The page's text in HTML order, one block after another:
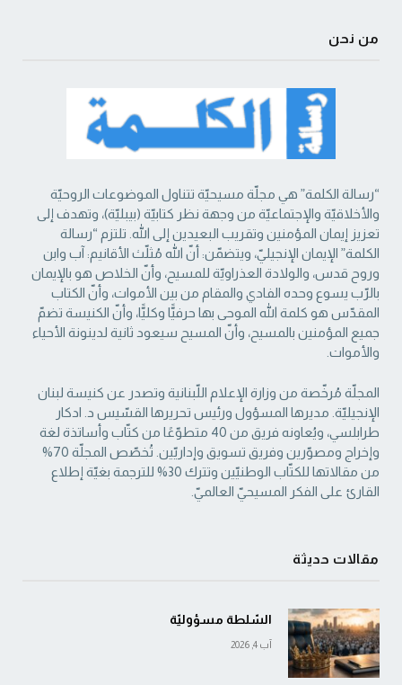
من نحن
“رسالة الكلمة” هي مجلّة مسيحيّة تتناول الموضوعات الروحيّة
والأخلاقيّة والإجتماعيّة من ‏وجهة نظر كتابيّة (بيبليّة)، وتهدف إلى
تعزيز إيمان المؤمنين وتقريب البعيدين إلى الله. تلتزم “رسالة
‏الكلمة” الإيمان الإنجيليّ، ويتضمّن: أنّ الله مُثلّث الأقانيم: آب وابن
وروح قدس، والولادة العذراويّة ‏للمسيح، وأنّ الخلاص هو بالإيمان
بالرّب يسوع وحده الفادي والمقام من بين الأموات، وأنّ الكتاب
‏المقدّس هو كلمة الله الموحى بها حرفيًّا وكليًّا، وأنّ الكنيسة تضمّ
جميع المؤمنين بالمسيح، وأنّ المسيح ‏سيعود ثانية لدينونة الأحياء
والأموات. ‏
المجلّة مُرخّصة من وزارة الإعلام اللّبنانية وتصدر عن كنيسة لبنان
الإنجيليّة. مديرها المسؤول ‏ورئيس تحريرها القسّيس د. ادكار
طرابلسي، ويُعاونه فريق من 40 متطوّعًا من كتّاب وأساتذة لغة
‏وإخراج ومصوّرين وفريق تسويق وإداريّين. تُخصّص المجلّة 70%
من مقالاتها للكتّاب الوطنيّين ‏وتترك 30% للترجمة بغيّة إطلاع
القارئ على الفكر المسيحيّ العالميّ.‏
مقالات حديثة
السّلطة مسؤوليّة
آب 4, 2026